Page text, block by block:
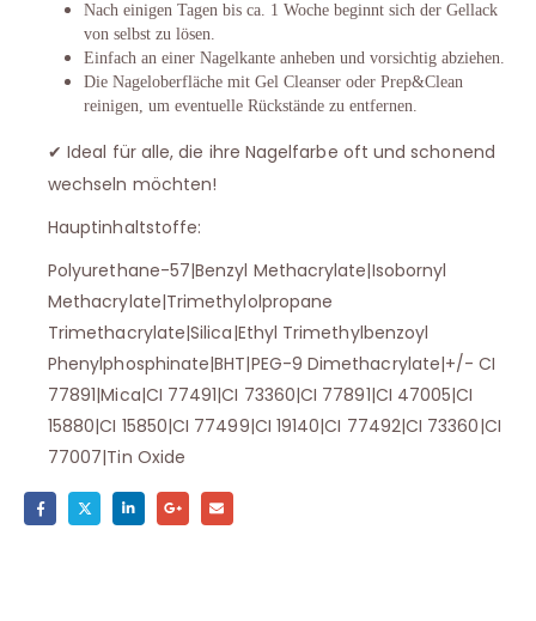
Nach einigen Tagen bis ca. 1 Woche beginnt sich der Gellack
von selbst zu lösen.
Einfach an einer Nagelkante anheben und vorsichtig abziehen.
Die Nageloberfläche mit Gel Cleanser oder Prep&Clean
reinigen, um eventuelle Rückstände zu entfernen.
✔ Ideal für alle, die ihre Nagelfarbe oft und schonend
wechseln möchten!
Hauptinhaltstoffe:
Polyurethane-57|Benzyl Methacrylate|Isobornyl
Methacrylate|Trimethylolpropane
Trimethacrylate|Silica|Ethyl Trimethylbenzoyl
Phenylphosphinate|BHT|PEG-9 Dimethacrylate|+/- CI
77891|Mica|CI 77491|CI 73360|CI 77891|CI 47005|CI
15880|CI 15850|CI 77499|CI 19140|CI 77492|CI 73360|CI
77007|Tin Oxide